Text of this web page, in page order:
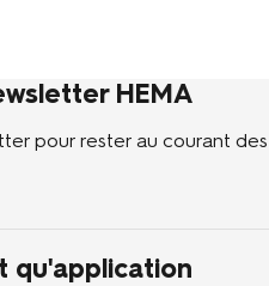
HEMA
pour rester au courant des
qu'application